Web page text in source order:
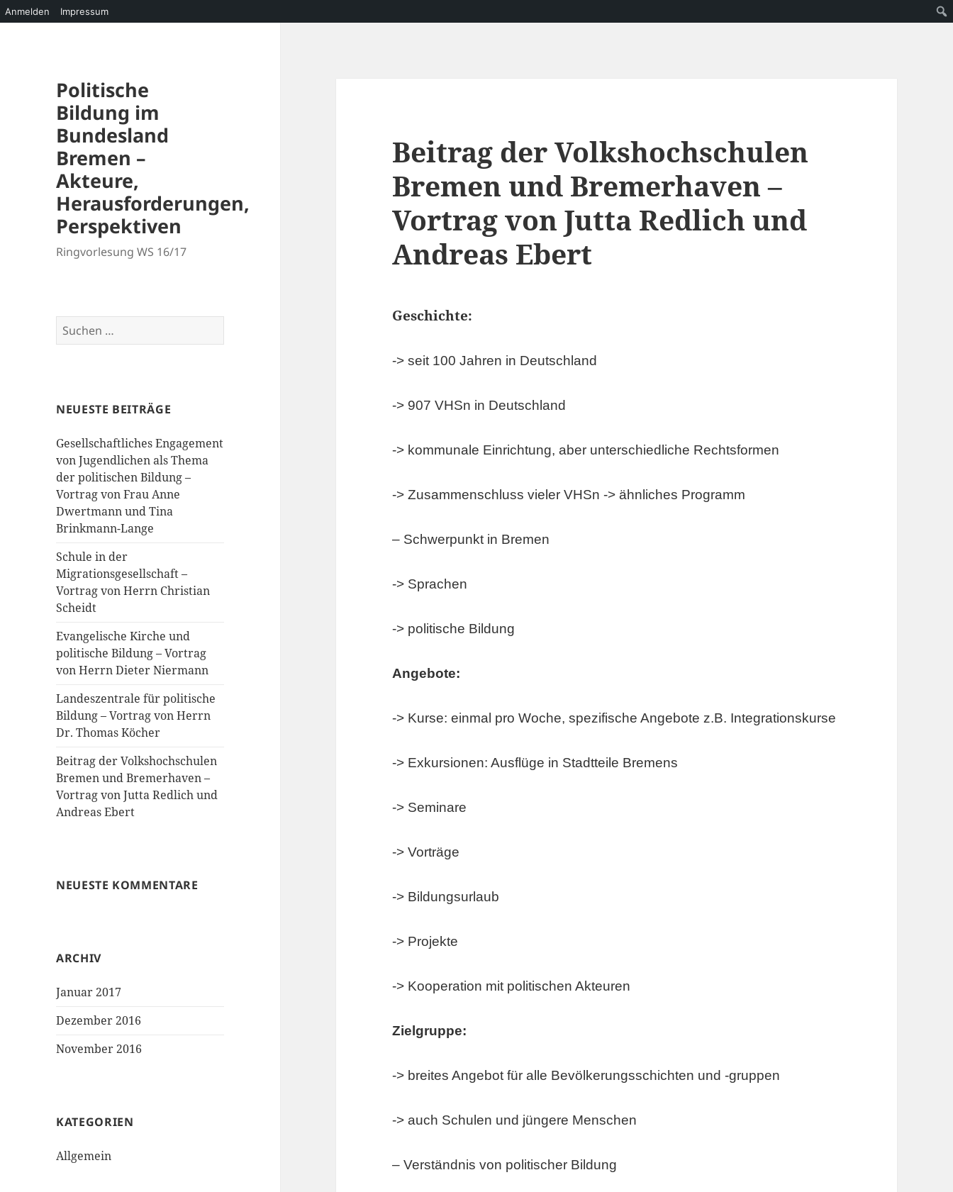
Anmelden Impressum
Politische
Bildung im
Bundesland
Bremen –
Akteure,
Herausforderungen,
Perspektiven
Ringvorlesung WS 16/17
Suchen
nach:
NEUESTE BEITRÄGE
Gesellschaftliches Engagement
von Jugendlichen als Thema
der politischen Bildung –
Vortrag von Frau Anne
Dwertmann und Tina
Brinkmann-Lange
Schule in der
Migrationsgesellschaft –
Vortrag von Herrn Christian
Scheidt
Evangelische Kirche und
politische Bildung – Vortrag
von Herrn Dieter Niermann
Landeszentrale für politische
Bildung – Vortrag von Herrn
Dr. Thomas Köcher
Beitrag der Volkshochschulen
Bremen und Bremerhaven –
Vortrag von Jutta Redlich und
Andreas Ebert
NEUESTE KOMMENTARE
ARCHIV
Januar 2017
Dezember 2016
November 2016
KATEGORIEN
Allgemein
Beitrag der Volkshochschulen
Bremen und Bremerhaven –
Vortrag von Jutta Redlich und
Andreas Ebert
Geschichte:
-> seit 100 Jahren in Deutschland
-> 907 VHSn in Deutschland
-> kommunale Einrichtung, aber unterschiedliche Rechtsformen
-> Zusammenschluss vieler VHSn -> ähnliches Programm
– Schwerpunkt in Bremen
-> Sprachen
-> politische Bildung
Angebote:
-> Kurse: einmal pro Woche, spezifische Angebote z.B. Integrationskurse
-> Exkursionen: Ausflüge in Stadtteile Bremens
-> Seminare
-> Vorträge
-> Bildungsurlaub
-> Projekte
-> Kooperation mit politischen Akteuren
Zielgruppe:
-> breites Angebot für alle Bevölkerungsschichten und -gruppen
-> auch Schulen und jüngere Menschen
– Verständnis von politischer Bildung